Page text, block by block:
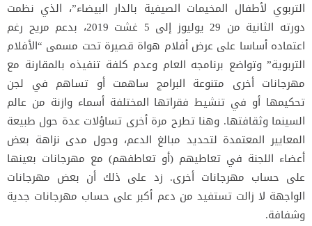
التربوي لأطفال المخيمات الصيفية بالدار البيضاء”، الذي نظمت
دورته الثانية من 29 يوليوز إلى 5 غشت 2019، بدعم مريح رغم
اعتماده أساسا على عرض أفلام هواة قصيرة تحت مسمى “الأفلام
التربوية” وتواضع برنامجه العام وعدم كلفة تنفيذه بالمقارنة مع
مهرجانات أخرى متنوعة البرامج ساهمت أو تساهم في لجن
تحكيمها أو في تنشيط فقراتها المختلفة أسماء وازنة من عالم
السينما وثقافتها. وهنا تطرح مرة أخرى تساؤلات عدة حول طبيعة
المعايير المعتمدة لتحديد مبالغ الدعم، وحول مدى نزاهة بعض
أعضاء اللجنة في تعاطيهم (أو تعاطفهم) مع مهرجانات بعينها
على حساب مهرجانات أخرى. زد على ذلك أن بعض مهرجانات
الواجهة لا زالت تستفيد من دعم أكبر على حساب مهرجانات جدية
وشفافة.